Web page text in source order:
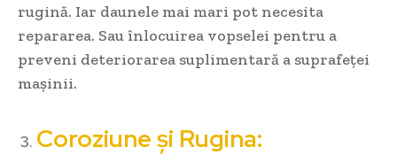
rugină. Iar daunele mai mari pot necesita
repararea. Sau înlocuirea vopselei pentru a
preveni deteriorarea suplimentară a suprafeței
mașinii.
Coroziune și Rugina: